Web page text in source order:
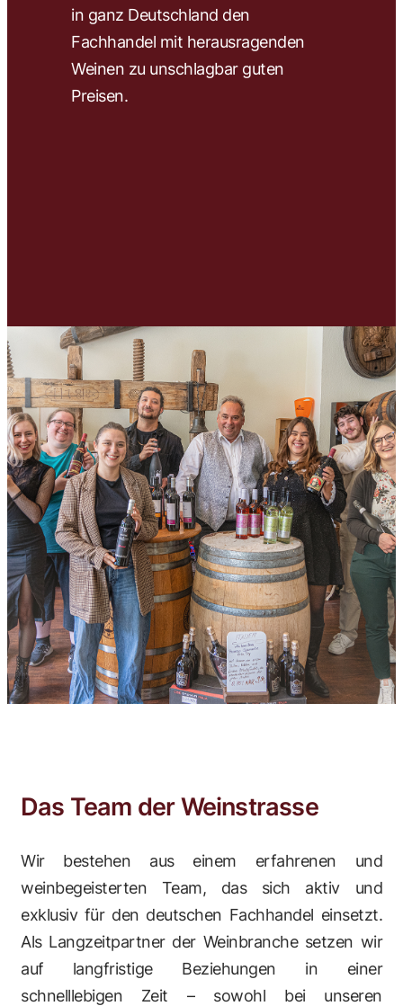
in ganz Deutschland den
Fachhandel mit herausragenden
Weinen zu unschlagbar guten
Preisen.
Das Team der Weinstrasse
Wir bestehen aus einem erfahrenen und
weinbegeisterten Team, das sich aktiv und
exklusiv für den deutschen Fachhandel einsetzt.
Als Langzeitpartner der Weinbranche setzen wir
auf langfristige Beziehungen in einer
schnelllebigen Zeit – sowohl bei unseren